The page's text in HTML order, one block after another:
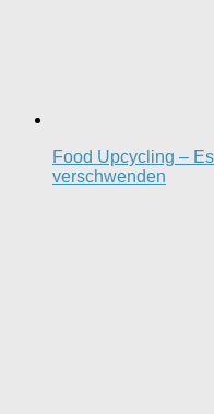
Food Upcycling –
verschwenden